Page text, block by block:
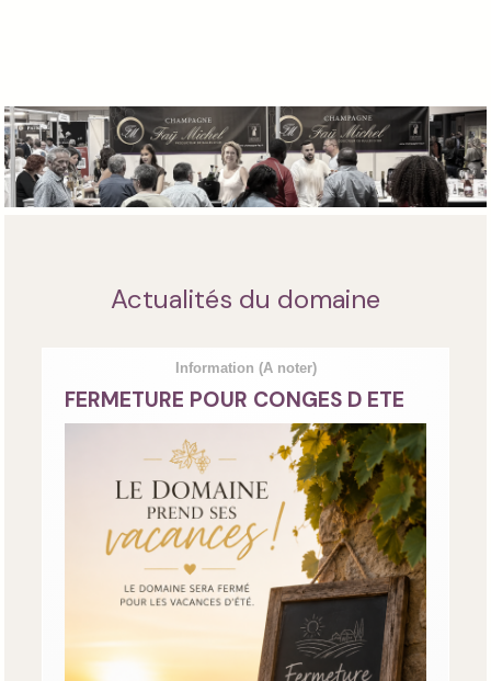
Actualités du domaine
Information (A noter)
FERMETURE POUR CONGES D ETE